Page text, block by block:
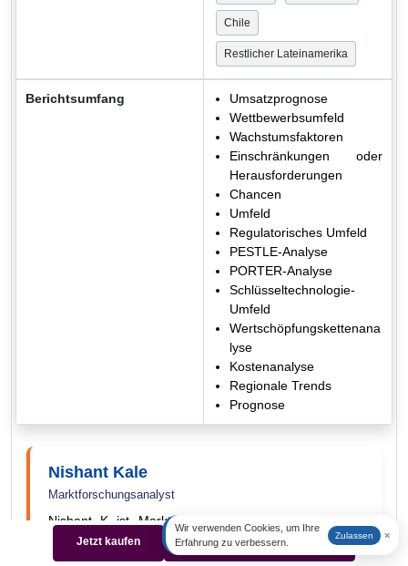
Chile
Restlicher Lateinamerika
Berichtsumfang
Umsatzprognose
Wettbewerbsumfeld
Wachstumsfaktoren
Einschränkungen oder
Herausforderungen
Chancen
Umfeld
Regulatorisches Umfeld
PESTLE-Analyse
PORTER-Analyse
Schlüsseltechnologie-
Umfeld
Wertschöpfungskettenana
lyse
Kostenanalyse
Regionale Trends
Prognose
Nishant Kale
Marktforschungsanalyst
Nishant K ist Marktforschungsanalyst bei Consegic
Business Intelligence mit über drei Jahren Erfahrung
in den Bereichen Landwirtschaft und Tierfutter,
Jetzt kaufen Beispiel herunterladen
Wir verwenden Cookies, um Ihre
Erfahrung zu verbessern.
Zulassen ×